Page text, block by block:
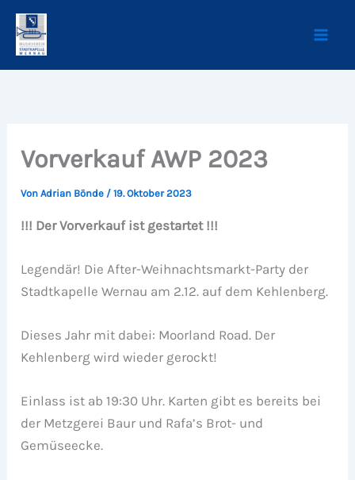
Zum
Inhalt
springen
Vorverkauf AWP 2023
VonAdrian Bönde /19. Oktober 2023
!!! Der Vorverkauf ist gestartet !!!
Legendär! Die After-Weihnachtsmarkt-Party der
Stadtkapelle Wernau am 2.12. auf dem Kehlenberg.
Dieses Jahr mit dabei: Moorland Road. Der
Kehlenberg wird wieder gerockt!
Einlass ist ab 19:30 Uhr. Karten gibt es bereits bei
der Metzgerei Baur und Rafa’s Brot- und
Gemüseecke.